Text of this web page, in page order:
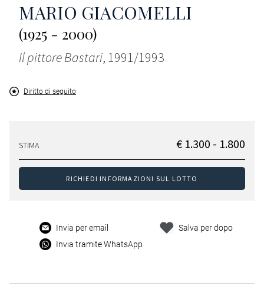
MARIO GIACOMELLI
(1925 - 2000)
Il pittore Bastari, 1991/1993
Diritto di seguito
STIMA € 1.300 - 1.800
RICHIEDI INFORMAZIONI SUL LOTTO
Invia per email
Invia tramite WhatsApp
Salva per dopo